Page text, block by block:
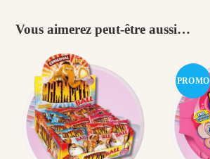
Vous aimerez peut-être aussi…
PROMO
!